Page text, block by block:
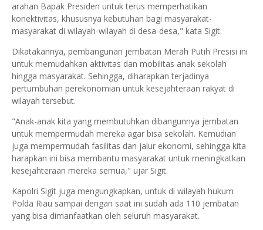
arahan Bapak Presiden untuk terus memperhatikan
konektivitas, khususnya kebutuhan bagi masyarakat-
masyarakat di wilayah-wilayah di desa-desa," kata Sigit.
Dikatakannya, pembangunan jembatan Merah Putih Presisi ini
untuk memudahkan aktivitas dan mobilitas anak sekolah
hingga masyarakat. Sehingga, diharapkan terjadinya
pertumbuhan perekonomian untuk kesejahteraan rakyat di
wilayah tersebut.
"Anak-anak kita yang membutuhkan dibangunnya jembatan
untuk mempermudah mereka agar bisa sekolah. Kemudian
juga mempermudah fasilitas dan jalur ekonomi, sehingga kita
harapkan ini bisa membantu masyarakat untuk meningkatkan
kesejahteraan mereka semua," ujar Sigit.
Kapolri Sigit juga mengungkapkan, untuk di wilayah hukum
Polda Riau sampai dengan saat ini sudah ada 110 jembatan
yang bisa dimanfaatkan oleh seluruh masyarakat.